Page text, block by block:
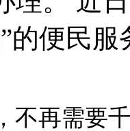
的便民
不再需要